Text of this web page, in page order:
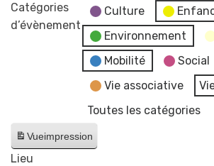
Catégories
d’évènement
Culture
Environnement
Mobilité
Social
Vie associative
Toutes les catégories
Vueimpression
Lieu